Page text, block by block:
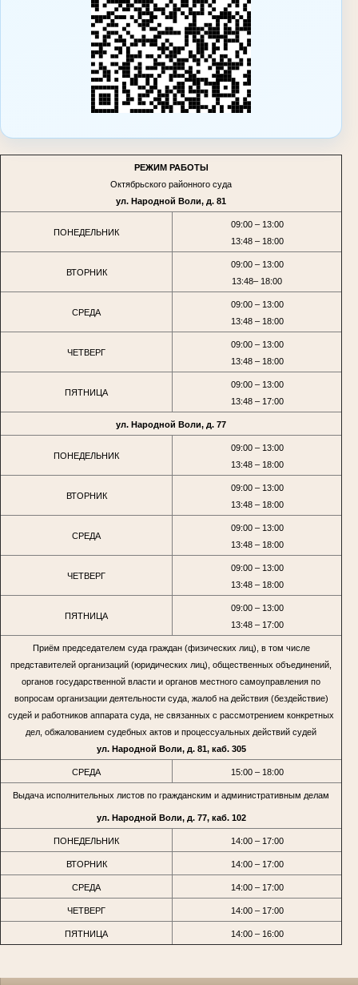
РЕЖИМ РАБОТЫ
Октябрьского районного суда
ул. Народной Воли, д. 81
ПОНЕДЕЛЬНИК
09:00 – 13:00
13:48 – 18:00
ВТОРНИК
09:00 – 13:00
13:48– 18:00
СРЕДА
09:00 – 13:00
13:48 – 18:00
ЧЕТВЕРГ
09:00 – 13:00
13:48 – 18:00
ПЯТНИЦА
09:00 – 13:00
13:48 – 17:00
ул. Народной Воли, д. 77
ПОНЕДЕЛЬНИК
09:00 – 13:00
13:48 – 18:00
ВТОРНИК
09:00 – 13:00
13:48 – 18:00
СРЕДА
09:00 – 13:00
13:48 – 18:00
ЧЕТВЕРГ
09:00 – 13:00
13:48 – 18:00
ПЯТНИЦА
09:00 – 13:00
13:48 – 17:00
Приём председателем суда граждан (физических лиц), в том числе
представителей организаций (юридических лиц), общественных объединений,
органов государственной власти и органов местного самоуправления по
вопросам организации деятельности суда, жалоб на действия (бездействие)
судей и работников аппарата суда, не связанных с рассмотрением конкретных
дел, обжалованием судебных актов и процессуальных действий судей
ул. Народной Воли, д. 81, каб. 305
СРЕДА 15:00 – 18:00
Выдача исполнительных листов по гражданским и административным делам
ул. Народной Воли, д. 77, каб. 102
ПОНЕДЕЛЬНИК 14:00 – 17:00
ВТОРНИК 14:00 – 17:00
СРЕДА 14:00 – 17:00
ЧЕТВЕРГ 14:00 – 17:00
ПЯТНИЦА 14:00 – 16:00